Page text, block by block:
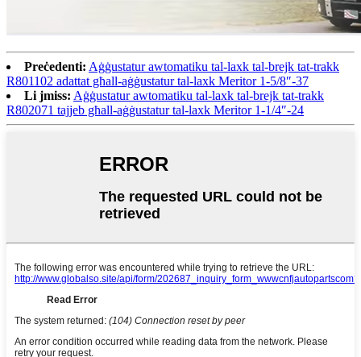
Preċedenti: Aġġustatur awtomatiku tal-laxk tal-brejk tat-trakk
R801102 adattat għall-aġġustatur tal-laxk Meritor 1-5/8″-37
Li jmiss: Aġġustatur awtomatiku tal-laxk tal-brejk tat-trakk
R802071 tajjeb għall-aġġustatur tal-laxk Meritor 1-1/4″-24